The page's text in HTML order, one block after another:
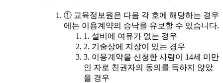
① 교육정보원은 다음 각 호에 해당하는 경우
에는 이용계약의 승낙을 유보할 수 있습니다.
1. 설비에 여유가 없는 경우
2. 기술상에 지장이 있는 경우
3. 이용계약을 신청한 사람이 14세 미만
인 자로 친권자의 동의를 득하지 않았
을 경우